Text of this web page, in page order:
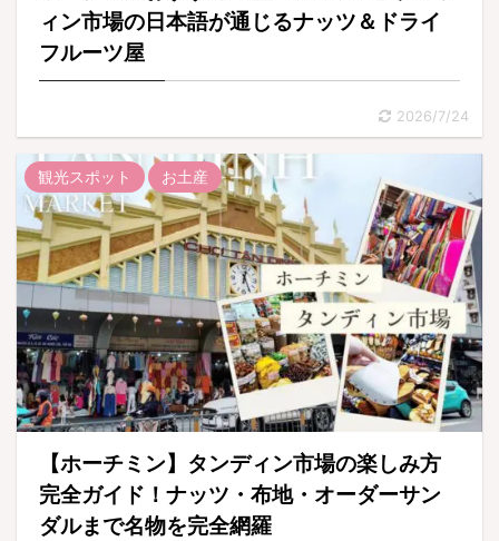
ィン市場の日本語が通じるナッツ＆ドライ
フルーツ屋
2026/7/24
観光スポット お土産
【ホーチミン】タンディン市場の楽しみ方
完全ガイド！ナッツ・布地・オーダーサン
ダルまで名物を完全網羅